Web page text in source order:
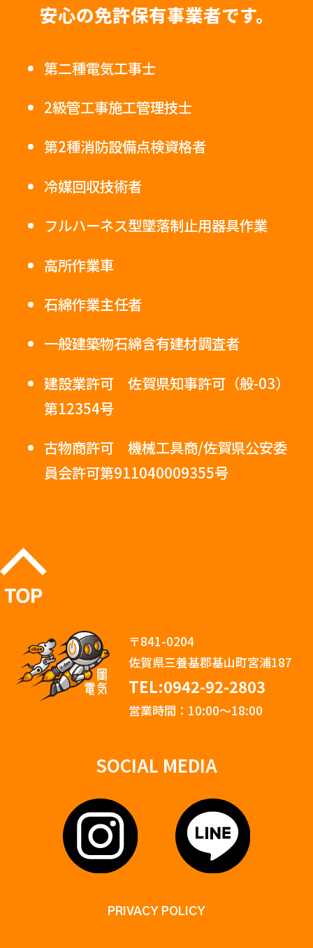
安心の免許保有事業者です。
第二種電気工事士
2級管工事施工管理技士
第2種消防設備点検資格者
冷媒回収技術者
フルハーネス型墜落制止用器具作業
高所作業車
石綿作業主任者
一般建築物石綿含有建材調査者
建設業許可 佐賀県知事許可（般-03）
第12354号
古物商許可 機械工具商/佐賀県公安委
員会許可第911040009355号
〒841-0204
佐賀県三養基郡基山町宮浦187
TEL:0942-92-2803
営業時間：10:00〜18:00
SOCIAL MEDIA
PRIVACY POLICY